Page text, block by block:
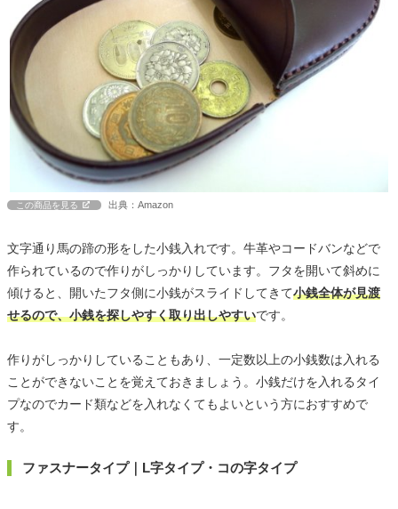
この商品を見る 出典：Amazon
文字通り馬の蹄の形をした小銭入れです。牛革やコードバンなどで
作られているので作りがしっかりしています。フタを開いて斜めに
傾けると、開いたフタ側に小銭がスライドしてきて小銭全体が見渡
せるので、小銭を探しやすく取り出しやすいです。
作りがしっかりしていることもあり、一定数以上の小銭数は入れる
ことができないことを覚えておきましょう。小銭だけを入れるタイ
プなのでカード類などを入れなくてもよいという方におすすめで
す。
ファスナータイプ｜L字タイプ・コの字タイプ